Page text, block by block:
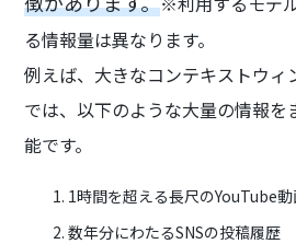
る情報量は異なります。
例えば、大きなコンテキストウィ
では、以下のような大量の情報
能です。
1時間を超える長尺のYouTube
数年分にわたるSNSの投稿履歴